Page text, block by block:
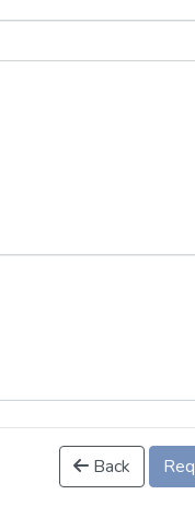
Back